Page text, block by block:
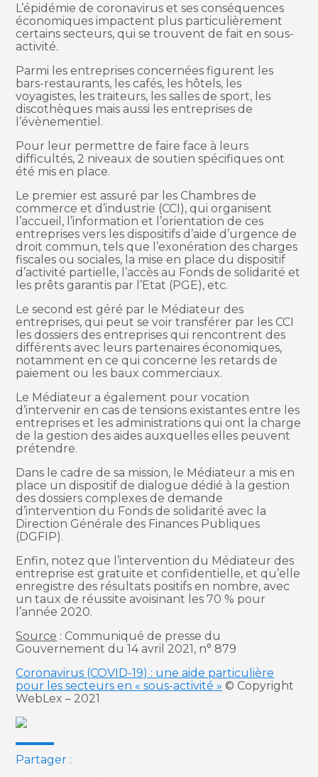
L’épidémie de coronavirus et ses conséquences
économiques impactent plus particulièrement
certains secteurs, qui se trouvent de fait en sous-
activité.
Parmi les entreprises concernées figurent les
bars-restaurants, les cafés, les hôtels, les
voyagistes, les traiteurs, les salles de sport, les
discothèques mais aussi les entreprises de
l’évènementiel.
Pour leur permettre de faire face à leurs
difficultés, 2 niveaux de soutien spécifiques ont
été mis en place.
Le premier est assuré par les Chambres de
commerce et d’industrie (CCI), qui organisent
l’accueil, l’information et l’orientation de ces
entreprises vers les dispositifs d’aide d’urgence de
droit commun, tels que l’exonération des charges
fiscales ou sociales, la mise en place du dispositif
d’activité partielle, l’accès au Fonds de solidarité et
les prêts garantis par l’Etat (PGE), etc.
Le second est géré par le Médiateur des
entreprises, qui peut se voir transférer par les CCI
les dossiers des entreprises qui rencontrent des
différents avec leurs partenaires économiques,
notamment en ce qui concerne les retards de
paiement ou les baux commerciaux.
Le Médiateur a également pour vocation
d’intervenir en cas de tensions existantes entre les
entreprises et les administrations qui ont la charge
de la gestion des aides auxquelles elles peuvent
prétendre.
Dans le cadre de sa mission, le Médiateur a mis en
place un dispositif de dialogue dédié à la gestion
des dossiers complexes de demande
d’intervention du Fonds de solidarité avec la
Direction Générale des Finances Publiques
(DGFIP).
Enfin, notez que l’intervention du Médiateur des
entreprise est gratuite et confidentielle, et qu’elle
enregistre des résultats positifs en nombre, avec
un taux de réussite avoisinant les 70 % pour
l’année 2020.
Source : Communiqué de presse du
Gouvernement du 14 avril 2021, n° 879
Coronavirus (COVID-19) : une aide particulière
pour les secteurs en « sous-activité » © Copyright
WebLex – 2021
Partager :